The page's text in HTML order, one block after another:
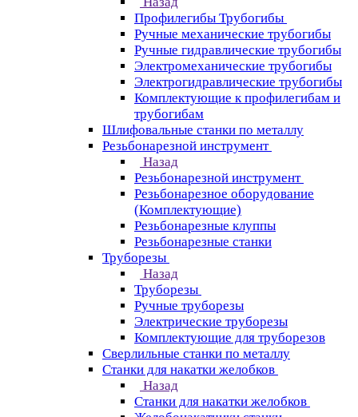
Профилегибы Трубогибы
Ручные механические трубогибы
Ручные гидравлические трубогибы
Электромеханические трубогибы
Электрогидравлические трубогибы
Комплектующие к профилегибам и
трубогибам
Шлифовальные станки по металлу
Резьбонарезной инструмент
Назад
Резьбонарезной инструмент
Резьбонарезное оборудование
(Комплектующие)
Резьбонарезные клуппы
Резьбонарезные станки
Труборезы
Назад
Труборезы
Ручные труборезы
Электрические труборезы
Комплектующие для труборезов
Сверлильные станки по металлу
Станки для накатки желобков
Назад
Станки для накатки желобков